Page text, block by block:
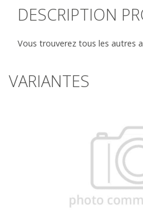
DESCRIPTION
Vous trouverez tous les autres
VARIANTES